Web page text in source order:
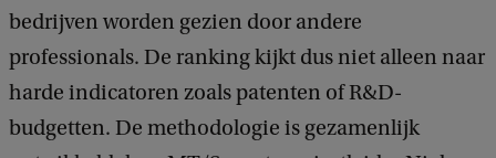
bedrijven worden gezien door andere
professionals. De ranking kijkt dus niet alleen naar
harde indicatoren zoals patenten of R&D-
budgetten. De methodologie is gezamenlijk